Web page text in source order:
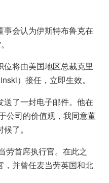
会认为伊斯特布鲁克在
将由美国地区总裁克里
）接任，立即生效。
了一封电子邮件。他在
公司的价值观，我同意董
了。
劳首席执行官。在此之
，并曾任麦当劳英国和北